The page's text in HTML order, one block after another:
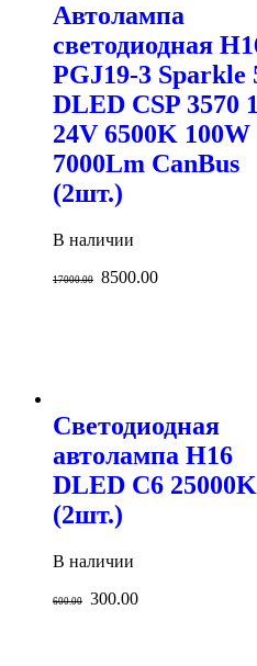
Автолампа
светодиодная
PGJ19-3 Sparkle
DLED CSP 3570
24V 6500K 100W
7000Lm CanBus
(2шт.)
В наличии
17000.00 8500.00
Светодиодная
автолампа H16
DLED C6 25000K
(2шт.)
В наличии
600.00 300.00